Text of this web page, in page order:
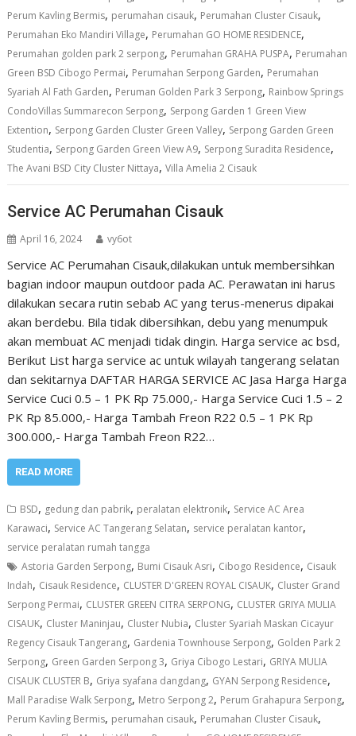
Perum Kavling Bermis, perumahan cisauk, Perumahan Cluster Cisauk,
Perumahan Eko Mandiri Village, Perumahan GO HOME RESIDENCE,
Perumahan golden park 2 serpong, Perumahan GRAHA PUSPA, Perumahan
Green BSD Cibogo Permai, Perumahan Serpong Garden, Perumahan
Syariah Al Fath Garden, Peruman Golden Park 3 Serpong, Rainbow Springs
CondoVillas Summarecon Serpong, Serpong Garden 1 Green View
Extention, Serpong Garden Cluster Green Valley, Serpong Garden Green
Studentia, Serpong Garden Green View A9, Serpong Suradita Residence,
The Avani BSD City Cluster Nittaya,Villa Amelia 2 Cisauk
Service AC Perumahan Cisauk
April 16, 2024 vy6ot
Service AC Perumahan Cisauk,dilakukan untuk membersihkan
bagian indoor maupun outdoor pada AC. Perawatan ini harus
dilakukan secara rutin sebab AC yang terus-menerus dipakai
akan berdebu. Bila tidak dibersihkan, debu yang menumpuk
akan membuat AC menjadi tidak dingin. Harga service ac bsd,
Berikut List harga service ac untuk wilayah tangerang selatan
dan sekitarnya DAFTAR HARGA SERVICE AC Jasa Harga Harga
Service Cuci 0.5 – 1 PK Rp 75.000,- Harga Service Cuci 1.5 – 2
PK Rp 85.000,- Harga Tambah Freon R22 0.5 – 1 PK Rp
300.000,- Harga Tambah Freon R22…
READ MORE
BSD, gedung dan pabrik, peralatan elektronik, Service AC Area
Karawaci, Service AC Tangerang Selatan, service peralatan kantor,
service peralatan rumah tangga
Astoria Garden Serpong, Bumi Cisauk Asri, Cibogo Residence, Cisauk
Indah, Cisauk Residence, CLUSTER D'GREEN ROYAL CISAUK, Cluster Grand
Serpong Permai, CLUSTER GREEN CITRA SERPONG, CLUSTER GRIYA MULIA
CISAUK, Cluster Maninjau, Cluster Nubia, Cluster Syariah Maskan Cicayur
Regency Cisauk Tangerang, Gardenia Townhouse Serpong, Golden Park 2
Serpong, Green Garden Serpong 3, Griya Cibogo Lestari, GRIYA MULIA
CISAUK CLUSTER B, Griya syafana dangdang, GYAN Serpong Residence,
Mall Paradise Walk Serpong, Metro Serpong 2, Perum Grahapura Serpong,
Perum Kavling Bermis, perumahan cisauk, Perumahan Cluster Cisauk,